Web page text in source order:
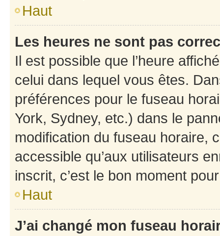
Haut
Les heures ne sont pas
Il est possible que l’heure
celui dans lequel vous êtes.
préférences pour le fuseau
York, Sydney, etc.) dans le
modification du fuseau horaire,
accessible qu’aux utilisateurs
inscrit, c’est le bon moment
Haut
J’ai changé mon fuseau